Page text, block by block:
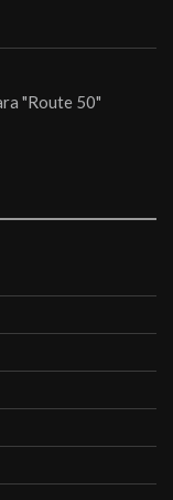
"Route 50"